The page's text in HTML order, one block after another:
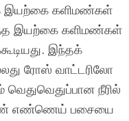
இயற்கை களிமண்கள்
இயற்கை களிமண்கள்
இந்தக்
ரோஸ் வாட்டரிலோ
வெதுவெதுப்பான நீரில்
எண்ணெய் பசையை